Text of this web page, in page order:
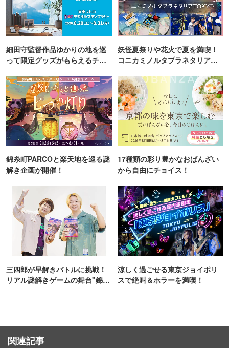
細田守監督作品ゆかりの地を巡
って限定グッズがもらえるチャ
妖怪夏祭りや花火で夏を満喫！
コニカミノルタプラネタリア
錦糸町PARCOと楽天地を巡る謎
解き企画が開催！
17種類の彩り豊かなおばんざい
から自由にチョイス！
三四郎が早解きバトルに挑戦！
リアル謎解きゲームの舞台"錦糸
涼しく過ごせる東京ジョイポリ
スで絶叫＆ホラーを満喫！
関連記事